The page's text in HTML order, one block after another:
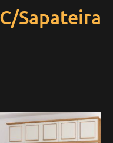
Sapateira